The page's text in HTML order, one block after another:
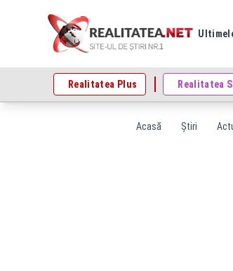
Realitatea Plus Realitatea
Acasă Știri